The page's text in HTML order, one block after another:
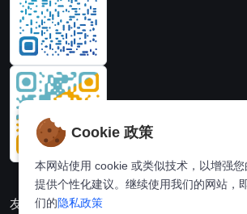
友情链接：动漫派
Cookie 政策
本网站使用 cookie 或类似技术，以增强
提供个性化建议。继续使用我们的网站，
们的隐私政策